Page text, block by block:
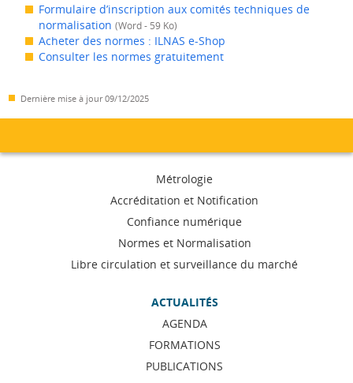
Formulaire d’inscription aux comités techniques de
normalisation (Word - 59 Ko)
Acheter des normes : ILNAS e-Shop
Consulter les normes gratuitement
Dernière mise à jour09/12/2025
navigation
Métrologie
Accréditation et Notification
Confiance numérique
Normes et Normalisation
Libre circulation et surveillance du marché
ACTUALITÉS
AGENDA
FORMATIONS
PUBLICATIONS